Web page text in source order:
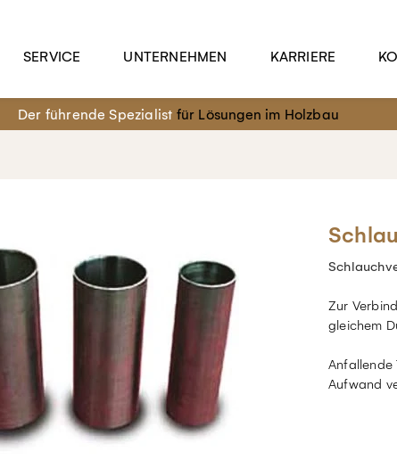
SERVICE UNTERNEHMEN KARRIERE
Der führende Spezialist für Lösungen im Holzbau
Zur
gleichem
Aufwand